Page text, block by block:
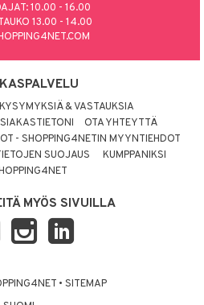
10.00 - 16.00
13.00 - 14.00
KYSYMYKSIÄ & VASTAUKSIA
OTA YHTEYTTÄ
- SHOPPING4NETIN MYYNTIEHDOT
SUOJAUS
KUMPPANIKSI
MYÖS SIVUILLA
• SITEMAP